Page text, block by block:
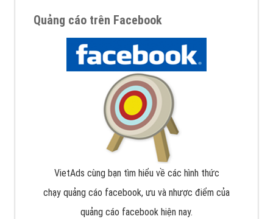
Quảng cáo trên Facebook
VietAds cùng bạn tìm hiểu về các hình thức
chạy quảng cáo facebook, ưu và nhược điểm của
quảng cáo facebook hiện nay.